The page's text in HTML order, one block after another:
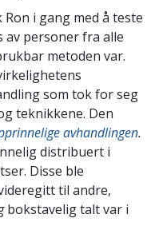
i gang med å teste
av personer fra alle
metoden var.
som tok for seg
teknikkene. Den
avhandlingen.
distribuert i
Disse ble
til andre,
bokstavelig talt var i